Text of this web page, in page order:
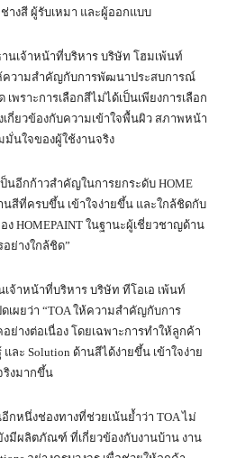
างสี ผู้รับเหมา และผู้ออกแบบ
นเจ้าหน้าที่บริหาร บริษัท โฮมเพ้นท์
ห้ความสำคัญกับการพัฒนาประสบการณ์
ราะการเลือกสีไม่ได้เป็นเพียงการเลือก
กี่ยวข้องกับความเข้าใจพื้นผิว สภาพหน้า
มั่นใจของผู้ใช้งานจริง
นอีกก้าวสำคัญในการยกระดับ HOME
นสีที่ครบขึ้น เข้าใจง่ายขึ้น และใกล้ชิดกับ
HOMEPAINT ในฐานะผู้เชี่ยวชาญด้าน
ย่างใกล้ชิด”
จ้าหน้าที่บริหาร บริษัท ทีโอเอ เพ้นท์
เผยว่า “TOA ให้ความสำคัญกับการ
างต่อเนื่อง โดยเฉพาะการทำให้ลูกค้า
ะ Solution ด้านสีได้ง่ายขึ้น เข้าใจง่าย
ริงมากขึ้น
อีกหนึ่งช่องทางที่ช่วยเน้นย้ำว่า TOA ไม่
มีผลิตภัณฑ์ ที่เกี่ยวข้องกับงานบ้าน งาน